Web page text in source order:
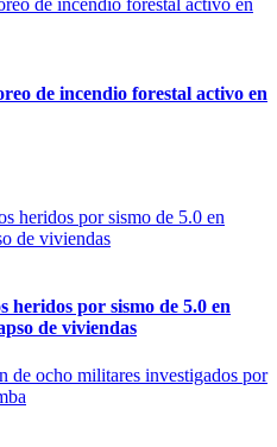
de incendio forestal activo en
heridos por sismo de 5.0 en
de viviendas